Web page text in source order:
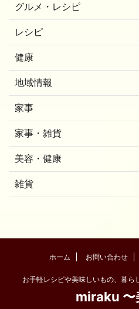
グルメ・レシピ
レシピ
健康
地域情報
家事
家事・雑貨
美容・健康
雑貨
ホーム お問い合わせ
お手軽レシピや美味しいもの、暮ら
miraku 〜